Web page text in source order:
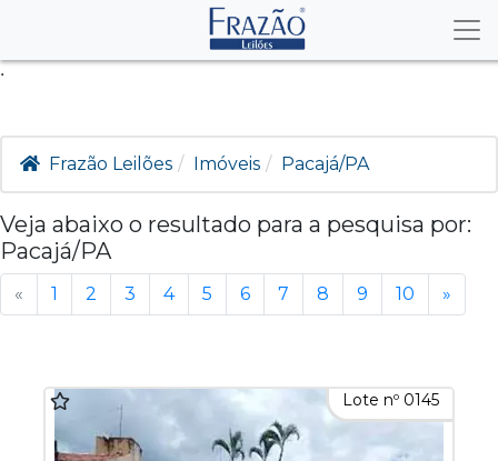
.
Frazão Leilões Imóveis Pacajá/PA
Veja abaixo o resultado para a pesquisa por:
Pacajá/PA
« 1 2 3 4 5 6 7 8 9 10 »
Lote nº 0145